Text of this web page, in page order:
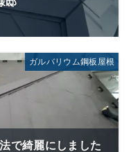
ガルバリウム鋼板屋根
で綺麗にしました